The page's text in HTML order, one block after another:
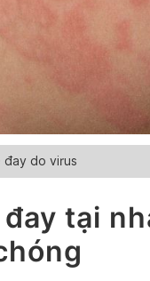
đay do virus
tại